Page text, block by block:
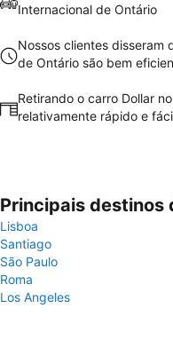
Internacional de Ontário
Nossos clientes disseram
de Ontário são bem
Retirando o carro Dollar
relativamente rápido e
Principais destinos
Lisboa
Santiago
São Paulo
Roma
Los Angeles